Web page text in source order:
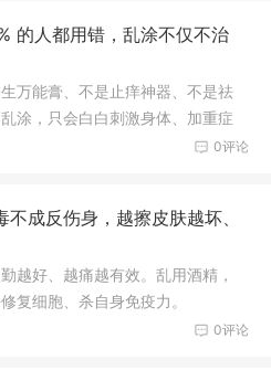
的人都用错，乱涂不仅不治
万能膏、不是止痒神器、不是祛
涂，只会白白刺激身体、加重症
0评论
成反伤身，越擦皮肤越坏、
越好、越痛越有效。乱用酒精，
复细胞、杀自身免疫力。
0评论